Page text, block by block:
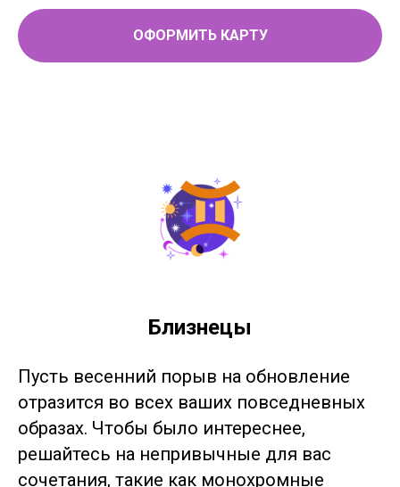
ОФОРМИТЬ КАРТУ
Близнецы
Пусть весенний порыв на обновление
отразится во всех ваших повседневных
образах. Чтобы было интереснее,
решайтесь на непривычные для вас
сочетания, такие как монохромные